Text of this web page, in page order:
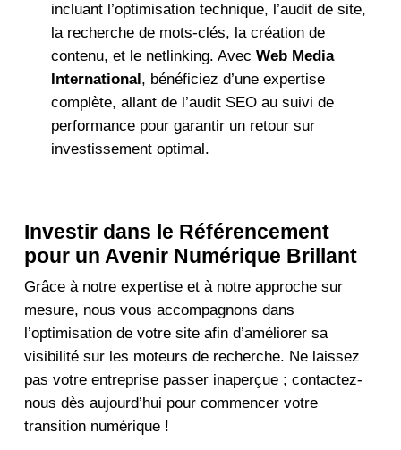
incluant l’optimisation technique, l’audit de site,
la recherche de mots-clés, la création de
contenu, et le netlinking. Avec Web Media
International , bénéficiez d’une expertise
complète, allant de l’audit SEO au suivi de
performance pour garantir un retour sur
investissement optimal.
Investir dans le Référencement
pour un Avenir Numérique Brillant
Grâce à notre expertise et à notre approche sur
mesure, nous vous accompagnons dans
l’optimisation de votre site afin d’améliorer sa
visibilité sur les moteurs de recherche. Ne laissez
pas votre entreprise passer inaperçue ; contactez-
nous dès aujourd’hui pour commencer votre
transition numérique !